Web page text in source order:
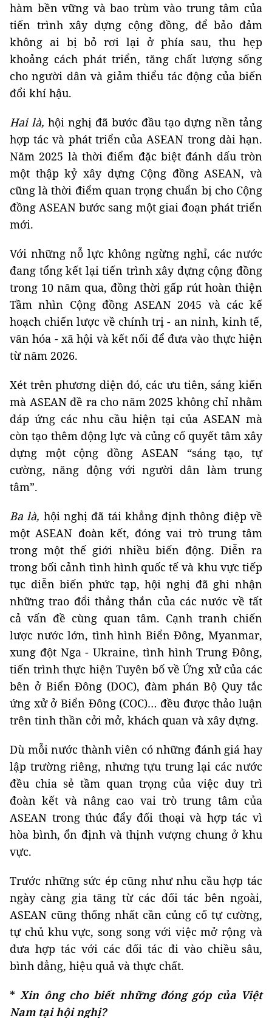
hàm bền vững và bao trùm vào trung tâm của
tiến trình xây dựng cộng đồng, để bảo đảm
không ai bị bỏ rơi lại ở phía sau, thu hẹp
khoảng cách phát triển, tăng chất lượng sống
cho người dân và giảm thiểu tác động của biến
đổi khí hậu.
Hai là, hội nghị đã bước đầu tạo dựng nền tảng
hợp tác và phát triển của ASEAN trong dài hạn.
Năm 2025 là thời điểm đặc biệt đánh dấu tròn
một thập kỷ xây dựng Cộng đồng ASEAN, và
cũng là thời điểm quan trọng chuẩn bị cho Cộng
đồng ASEAN bước sang một giai đoạn phát triển
mới.
Với những nỗ lực không ngừng nghỉ, các nước
đang tổng kết lại tiến trình xây dựng cộng đồng
trong 10 năm qua, đồng thời gấp rút hoàn thiện
Tầm nhìn Cộng đồng ASEAN 2045 và các kế
hoạch chiến lược về chính trị - an ninh, kinh tế,
văn hóa - xã hội và kết nối để đưa vào thực hiện
từ năm 2026.
Xét trên phương diện đó, các ưu tiên, sáng kiến
mà ASEAN đề ra cho năm 2025 không chỉ nhằm
đáp ứng các nhu cầu hiện tại của ASEAN mà
còn tạo thêm động lực và củng cố quyết tâm xây
dựng một cộng đồng ASEAN “sáng tạo, tự
cường, năng động với người dân làm trung
tâm”.
Ba là, hội nghị đã tái khẳng định thông điệp về
một ASEAN đoàn kết, đóng vai trò trung tâm
trong một thế giới nhiều biến động. Diễn ra
trong bối cảnh tình hình quốc tế và khu vực tiếp
tục diễn biến phức tạp, hội nghị đã ghi nhận
những trao đổi thẳng thắn của các nước về tất
cả vấn đề cùng quan tâm. Cạnh tranh chiến
lược nước lớn, tình hình Biển Đông, Myanmar,
xung đột Nga - Ukraine, tình hình Trung Đông,
tiến trình thực hiện Tuyên bố về Ứng xử của các
bên ở Biển Đông (DOC), đàm phán Bộ Quy tắc
ứng xử ở Biển Đông (COC)… đều được thảo luận
trên tinh thần cởi mở, khách quan và xây dựng.
Dù mỗi nước thành viên có những đánh giá hay
lập trường riêng, nhưng tựu trung lại các nước
đều chia sẻ tầm quan trọng của việc duy trì
đoàn kết và nâng cao vai trò trung tâm của
ASEAN trong thúc đẩy đối thoại và hợp tác vì
hòa bình, ổn định và thịnh vượng chung ở khu
vực.
Trước những sức ép cũng như nhu cầu hợp tác
ngày càng gia tăng từ các đối tác bên ngoài,
ASEAN cũng thống nhất cần củng cố tự cường,
tự chủ khu vực, song song với việc mở rộng và
đưa hợp tác với các đối tác đi vào chiều sâu,
bình đẳng, hiệu quả và thực chất.
*Xin ông cho biết những đóng góp của Việt
Nam tại hội nghị?